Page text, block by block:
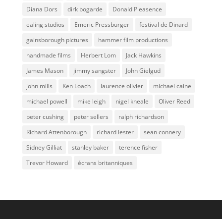
Diana Dors
dirk bogarde
Donald Pleasence
ealing studios
Emeric Pressburger
festival de Dinard
gainsborough pictures
hammer film productions
handmade films
Herbert Lom
Jack Hawkins
James Mason
jimmy sangster
John Gielgud
john mills
Ken Loach laurence olivier
michael caine
michael powell
mike leigh nigel kneale
Oliver Reed
peter cushing
peter sellers
ralph richardson
Richard Attenborough
richard lester
sean connery
Sidney Gilliat
stanley baker
terence fisher
Trevor Howard
écrans britanniques